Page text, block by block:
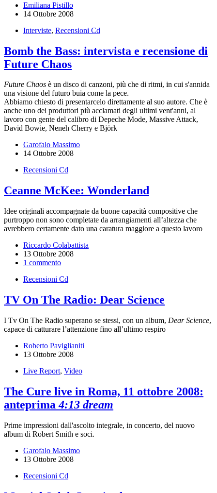
Emiliana Pistillo
14 Ottobre 2008
Interviste, Recensioni Cd
Bomb the Bass: intervista e recensione di
Future Chaos
Future Chaos è un disco di canzoni, più che di ritmi, in cui s'annida
una visione del futuro buia come la pece.
Abbiamo chiesto di presentarcelo direttamente al suo autore. Che è
anche uno dei produttori più acclamati degli ultimi vent'anni, al
lavoro con gente del calibro di Depeche Mode, Massive Attack,
David Bowie, Neneh Cherry e Björk
Garofalo Massimo
14 Ottobre 2008
Recensioni Cd
Ceanne McKee: Wonderland
Idee originali accompagnate da buone capacità compositive che
purtroppo non sono completate da arrangiamenti all’altezza che
avrebbero certamente dato una caratura maggiore a questo lavoro
Riccardo Colabattista
13 Ottobre 2008
1 commento
Recensioni Cd
TV On The Radio: Dear Science
I Tv On The Radio superano se stessi, con un album, Dear Science,
capace di catturare l’attenzione fino all’ultimo respiro
Roberto Paviglianiti
13 Ottobre 2008
Live Report, Video
The Cure live in Roma, 11 ottobre 2008:
anteprima4:13 dream
Prime impressioni dall'ascolto integrale, in concerto, del nuovo
album di Robert Smith e soci.
Garofalo Massimo
13 Ottobre 2008
Recensioni Cd